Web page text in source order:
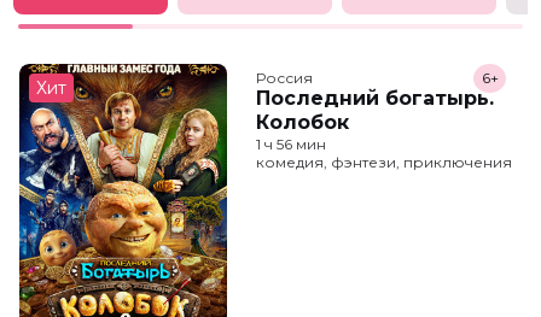
Хит Россия
Последний богатырь.
Колобок
6+
1 ч 56 мин
комедия, фэнтези, приключения